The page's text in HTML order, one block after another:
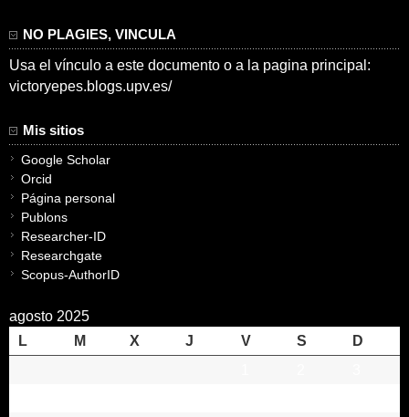
NO PLAGIES, VINCULA
Usa el vínculo a este documento o a la pagina principal:
victoryepes.blogs.upv.es/
Mis sitios
Google Scholar
Orcid
Página personal
Publons
Researcher-ID
Researchgate
Scopus-AuthorID
agosto 2025
L
M X J V S
D